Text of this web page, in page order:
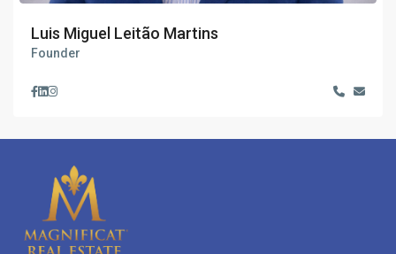
Luis Miguel Leitão Martins
Founder